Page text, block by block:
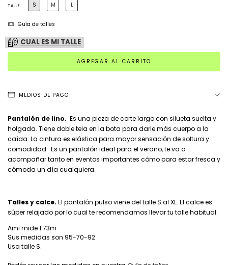
TALLE S M L
Guía de talles
CUAL ES MI TALLE
MEDIOS DE PAGO
Pantalón de lino. Es una pieza de corte largo con silueta suelta y
holgada. Tiene doble tela en la bota para darle más cuerpo a la
caída. La cintura es elástica para mayor sensación de soltura y
comodidad. Es un pantalón ideal para el verano, te va a
acompañar tanto en eventos importantes cómo para estar fresca y
cómoda un día cualquiera.
Talles y calce. El pantalón pulso viene del talle S al XL. El calce es
súper relajado por lo cual te recomendamos llevar tu talle habitual.
Ami mide 1.73m
Sus medidas son 95-70-92
Usa talle S.